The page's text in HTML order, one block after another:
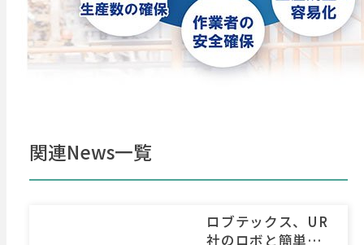
関連News一覧
ロブテックス、UR
社のロボと簡単接